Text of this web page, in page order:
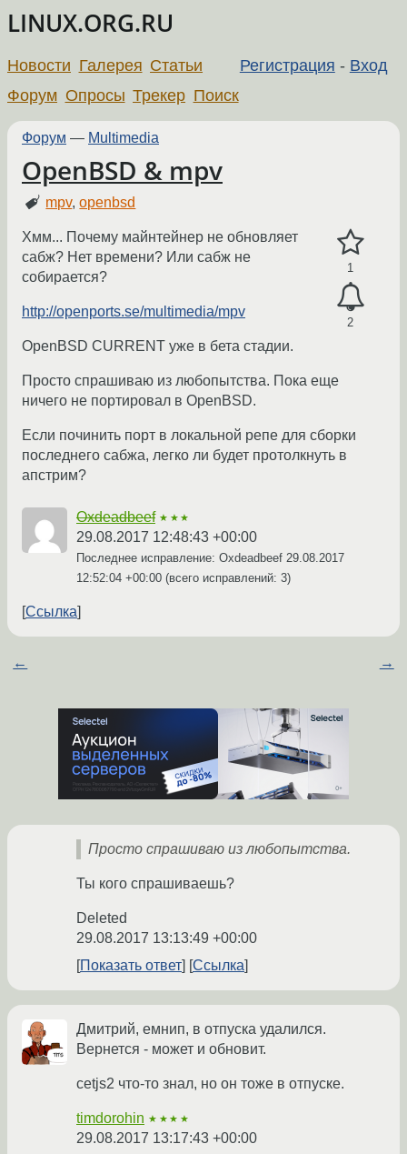
LINUX.ORG.RU
Регистрация - Вход
Новости Галерея Статьи
Форум Опросы Трекер Поиск
Форум — Multimedia
OpenBSD & mpv
mpv,openbsd
1
2
Хмм... Почему майнтейнер не обновляет
сабж? Нет времени? Или сабж не
собирается?
http://openports.se/multimedia/mpv
OpenBSD CURRENT уже в бета стадии.
Просто спрашиваю из любопытства. Пока еще
ничего не портировал в OpenBSD.
Если починить порт в локальной репе для сборки
последнего сабжа, легко ли будет протолкнуть в
апстрим?
Oxdeadbeef ★★★
29.08.2017 12:48:43 +00:00
Последнее исправление: Oxdeadbeef 29.08.2017
12:52:04 +00:00 (всего исправлений: 3)
Ссылка
← →
Просто спрашиваю из любопытства.
Ты кого спрашиваешь?
Deleted
29.08.2017 13:13:49 +00:00
Показать ответ
Ссылка
Дмитрий, емнип, в отпуска удалился.
Вернется - может и обновит.
cetjs2 что-то знал, но он тоже в отпуске.
timdorohin ★★★★
29.08.2017 13:17:43 +00:00